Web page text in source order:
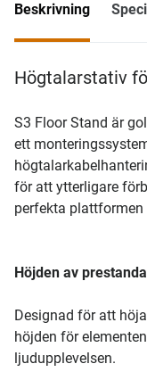
Beskrivning
Högtalarstativ
S3 Floor Stand är
ett
för att ytterligare
perfekta
Höjden av prestanda
Designad för att
höjden för
ljudupplevelsen.